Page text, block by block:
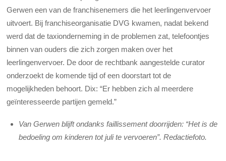
Gerwen een van de franchisenemers die het leerlingenvervoer
uitvoert. Bij franchiseorganisatie DVG kwamen, nadat bekend
werd dat de taxionderneming in de problemen zat, telefoontjes
binnen van ouders die zich zorgen maken over het
leerlingenvervoer. De door de rechtbank aangestelde curator
onderzoekt de komende tijd of een doorstart tot de
mogelijkheden behoort. Dix: “Er hebben zich al meerdere
geïnteresseerde partijen gemeld.”
Van Gerwen blijft ondanks faillissement doorrijden: “Het is de
bedoeling om kinderen tot juli te vervoeren”. Redactiefoto.